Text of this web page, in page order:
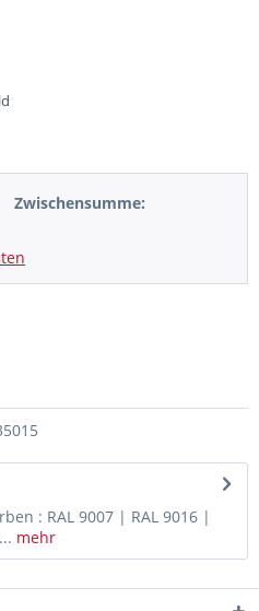
Zwischensumme:
: RAL 9007 | RAL 9016 |
mehr